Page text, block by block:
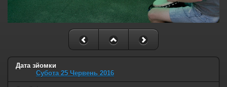
Дата зйомки
Субота 25 Червень 2016